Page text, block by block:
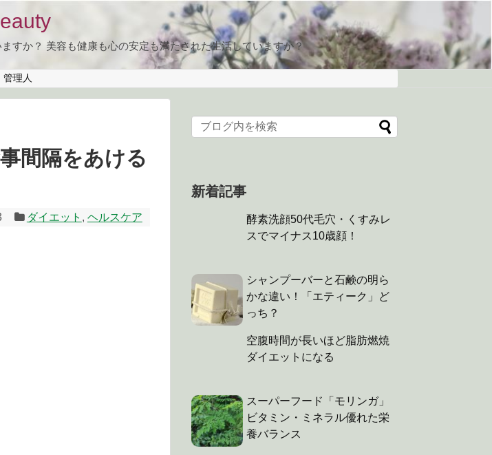
すか？ 美容も健康も心の安定も満たされた生活していますか？
管理人
間隔をあける
ダイエット , ヘルスケア
新着記事
酵素洗顔50代毛穴・くすみレ
スでマイナス10歳顔！
シャンプーバーと石鹸の明ら
かな違い！「エティーク」ど
っち？
空腹時間が長いほど脂肪燃焼
ダイエットになる
スーパーフード「モリンガ」
ビタミン・ミネラル優れた栄
養バランス